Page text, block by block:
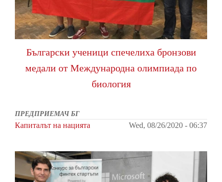
Български ученици спечелиха бронзови
медали от Международна олимпиада по
биология
ПРЕДПРИЕМАЧ БГ
Капиталът на нацията Wed, 08/26/2020 - 06:37